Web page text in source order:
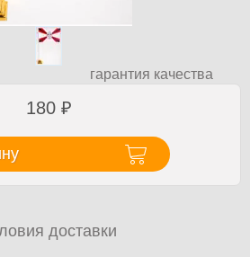
гарантия качества
180 ₽
доставки